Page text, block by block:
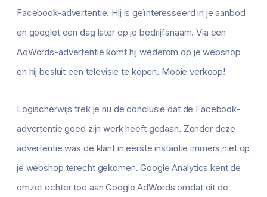
Facebook-advertentie. Hij is geïnteresseerd in je aanbod
en googlet een dag later op je bedrijfsnaam. Via een
AdWords-advertentie komt hij wederom op je webshop
en hij besluit een televisie te kopen. Mooie verkoop!
Logischerwijs trek je nu de conclusie dat de Facebook-
advertentie goed zijn werk heeft gedaan. Zonder deze
advertentie was de klant in eerste instantie immers niet op
je webshop terecht gekomen. Google Analytics kent de
omzet echter toe aan Google AdWords omdat dit de